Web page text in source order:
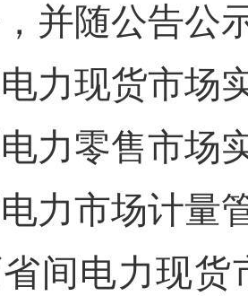
并随公告公
力现货市场
力零售市场
力市场计量
间电力现